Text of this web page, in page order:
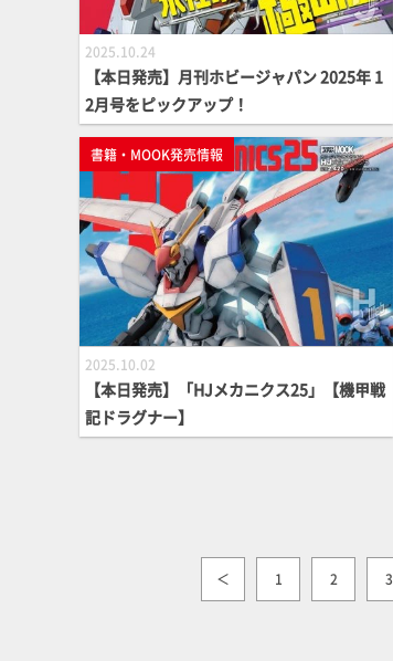
2025.10.24
【本日発売】月刊ホビージャパン 2025年 1
2月号をピックアップ！
書籍・MOOK発売情報
2025.10.02
【本日発売】「HJメカニクス25」【機甲戦
記ドラグナー】
＜ 1 2 3